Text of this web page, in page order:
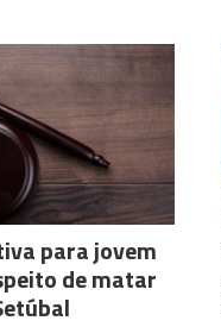
para jovem
de matar